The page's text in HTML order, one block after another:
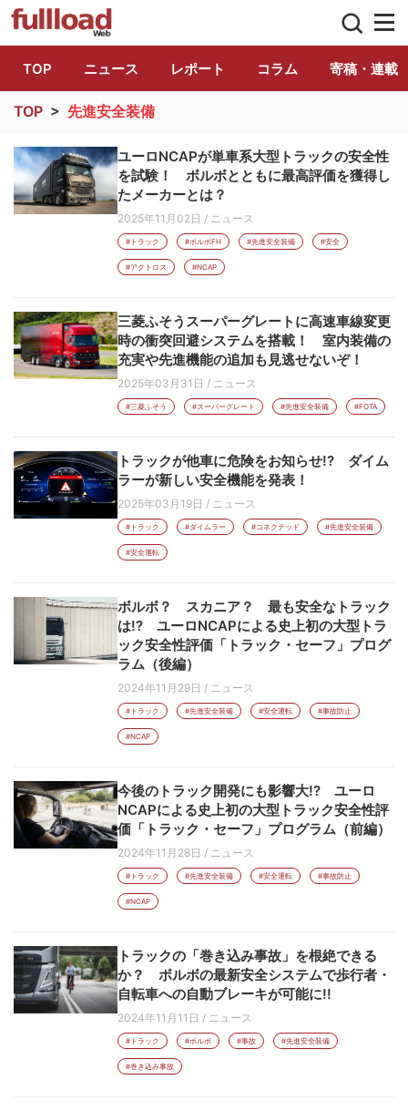
トラック総合情報誌「フルロード」公式
TOP ニュース レポート コラム 寄稿・連載
TOP > 先進安全装備
ユーロNCAPが単車系大型トラックの安全性
を試験！ ボルボとともに最高評価を獲得し
たメーカーとは？
2025年11月02日 / ニュース
#トラック #ボルボFH #先進安全装備 #安全
#アクトロス #NCAP
三菱ふそうスーパーグレートに高速車線変更
時の衝突回避システムを搭載！ 室内装備の
充実や先進機能の追加も見逃せないぞ！
2025年03月31日 / ニュース
#三菱ふそう #スーパーグレート #先進安全装備 #FOTA
トラックが他車に危険をお知らせ!? ダイム
ラーが新しい安全機能を発表！
2025年03月19日 / ニュース
#トラック #ダイムラー #コネクテッド #先進安全装備
#安全運転
ボルボ？ スカニア？ 最も安全なトラック
は!? ユーロNCAPによる史上初の大型トラ
ック安全性評価「トラック・セーフ」プログ
ラム（後編）
2024年11月29日 / ニュース
#トラック #先進安全装備 #安全運転 #事故防止
#NCAP
今後のトラック開発にも影響大!? ユーロ
NCAPによる史上初の大型トラック安全性評
価「トラック・セーフ」プログラム（前編）
2024年11月28日 / ニュース
#トラック #先進安全装備 #安全運転 #事故防止
#NCAP
トラックの「巻き込み事故」を根絶できる
か？ ボルボの最新安全システムで歩行者・
自転車への自動ブレーキが可能に!!
2024年11月11日 / ニュース
#トラック #ボルボ #事故 #先進安全装備
#巻き込み事故